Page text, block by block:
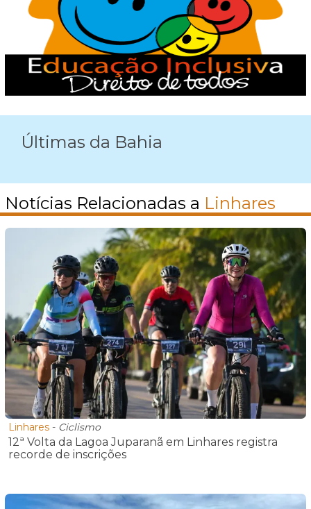
Últimas da Bahia
Notícias Relacionadas a Linhares
Linhares - Ciclismo
12ª Volta da Lagoa Juparanã em Linhares registra
recorde de inscrições